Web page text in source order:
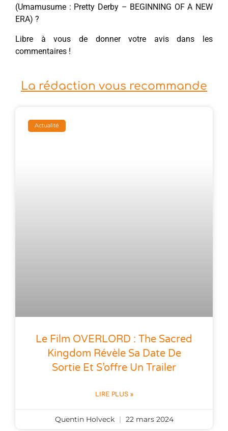
(Umamusume : Pretty Derby – BEGINNING OF A NEW
ERA) ?
Libre à vous de donner votre avis dans les
commentaires !
La rédaction vous recommande
Actualité
Le Film OVERLORD : The Sacred
Kingdom Révèle Sa Date De
Sortie Et S’offre Un Trailer
LIRE PLUS »
Quentin Holveck 22 mars 2024